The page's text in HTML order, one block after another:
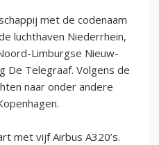
met de codenaam
luchthaven Niederrhein,
Limburgse Nieuw-
De Telegraaf. Volgens de
naar onder andere
met vijf Airbus A320’s.